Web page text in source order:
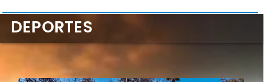
DEPORTES